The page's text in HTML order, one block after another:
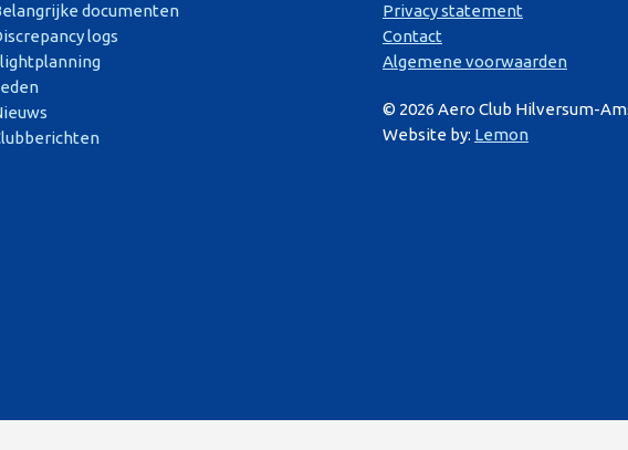
documenten
logs
Privacy statement
Contact
Algemene voorwaarden
© 2026 Aero Club Hilversum-
Website by: Lemon